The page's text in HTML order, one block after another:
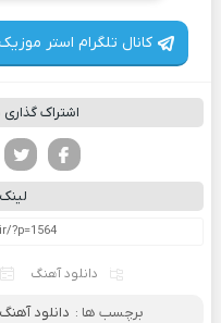
کانال تلگرام استر موزیک
اشتراک
دانلود آهنگ
برچسب ها : دانلود آهنگ